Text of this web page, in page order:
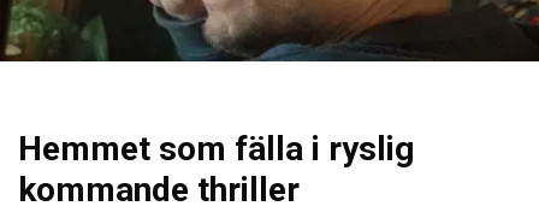
Hemmet som fälla i ryslig
kommande thriller